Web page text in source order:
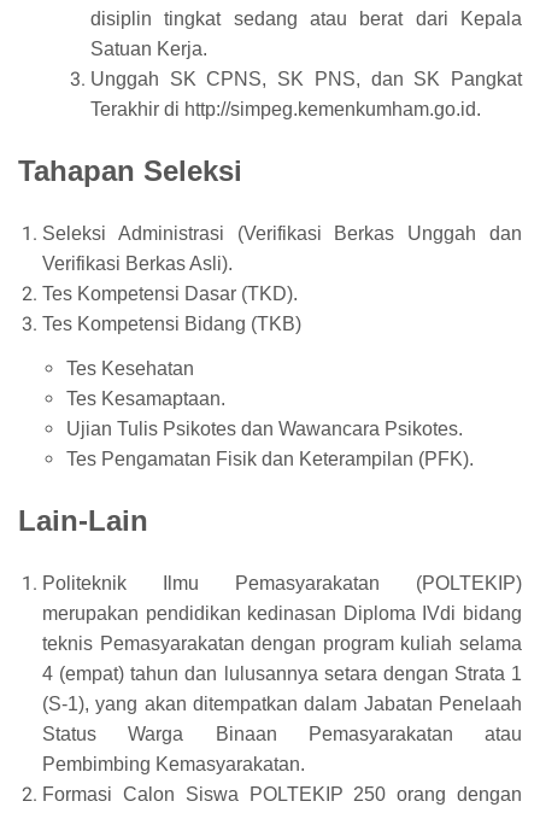
disiplin tingkat sedang atau berat dari Kepala
Satuan Kerja.
Unggah SK CPNS, SK PNS, dan SK Pangkat
Terakhir di http://simpeg.kemenkumham.go.id.
Tahapan Seleksi
Seleksi Administrasi (Verifikasi Berkas Unggah dan
Verifikasi Berkas Asli).
Tes Kompetensi Dasar (TKD).
Tes Kompetensi Bidang (TKB)
Tes Kesehatan
Tes Kesamaptaan.
Ujian Tulis Psikotes dan Wawancara Psikotes.
Tes Pengamatan Fisik dan Keterampilan (PFK).
Lain-Lain
Politeknik Ilmu Pemasyarakatan (POLTEKIP)
merupakan pendidikan kedinasan Diploma IVdi bidang
teknis Pemasyarakatan dengan program kuliah selama
4 (empat) tahun dan lulusannya setara dengan Strata 1
(S-1), yang akan ditempatkan dalam Jabatan Penelaah
Status Warga Binaan Pemasyarakatan atau
Pembimbing Kemasyarakatan.
Formasi Calon Siswa POLTEKIP 250 orang dengan